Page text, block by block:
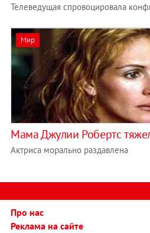
Телеведущая спровоцировала
Мир
Мама Джулии Робертс
Актриса морально раздавлена
Про нас
Реклама на сайте